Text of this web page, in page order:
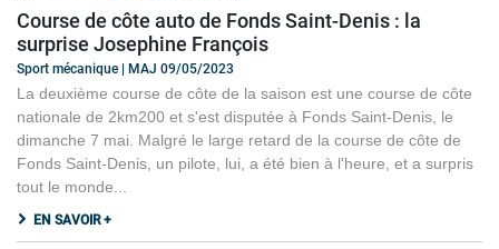
Course de côte auto de Fonds Saint-Denis : la
surprise Josephine François
Sport mécanique | MAJ 09/05/2023
La deuxième course de côte de la saison est une course de côte
nationale de 2km200 et s'est disputée à Fonds Saint-Denis, le
dimanche 7 mai. Malgré le large retard de la course de côte de
Fonds Saint-Denis, un pilote, lui, a été bien à l'heure, et a surpris
tout le monde...
EN SAVOIR +